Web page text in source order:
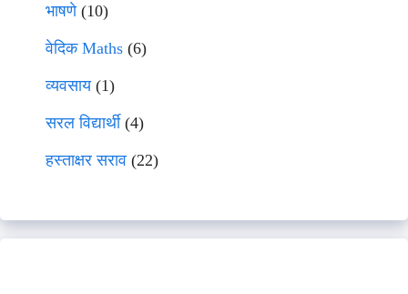
भाषणे(10)
वेदिक Maths (6)
व्यवसाय(1)
सरल विद्यार्थी(4)
हस्ताक्षर सराव (22)